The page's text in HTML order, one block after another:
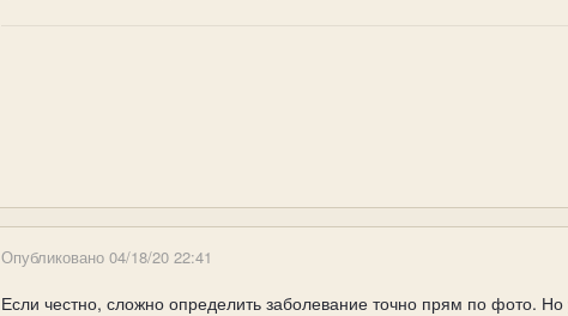
Опубликовано 04/18/20 22:41
Если честно, сложно определить заболевание точно прям по фото.